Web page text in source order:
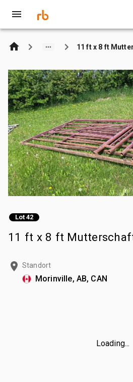
11 ft x 8 ft
Lot 42
11 ft x 8 ft
Standort
Morinville, AB, CAN
Loading...